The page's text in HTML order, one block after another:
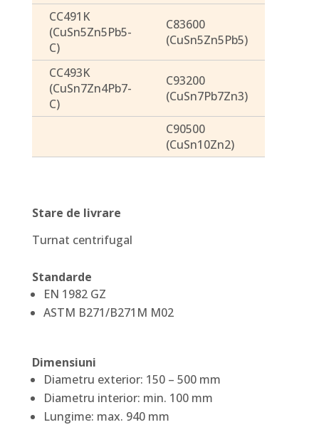
CC491K
(CuSn5Zn5Pb5-
C)
C83600
(CuSn5Zn5Pb5)
CC493K
(CuSn7Zn4Pb7-
C)
C93200
(CuSn7Pb7Zn3)
C90500
(CuSn10Zn2)
Stare de livrare
Turnat centrifugal
Standarde
EN 1982 GZ
ASTM B271/B271M M02
Dimensiuni
Diametru exterior: 150 – 500 mm
Diametru interior: min. 100 mm
Lungime: max. 940 mm